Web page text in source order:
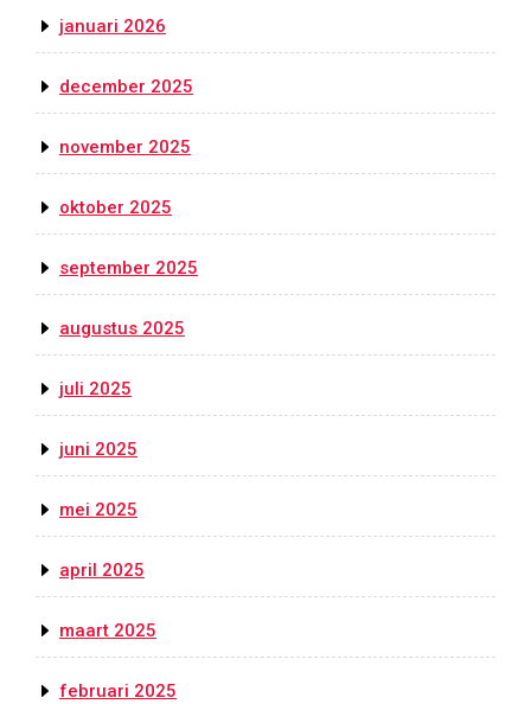
januari 2026
december 2025
november 2025
oktober 2025
september 2025
augustus 2025
juli 2025
juni 2025
mei 2025
april 2025
maart 2025
februari 2025